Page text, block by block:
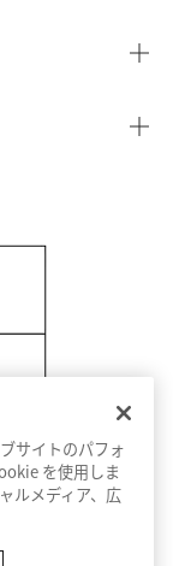
サイトのパフォ
を使用しま
ルメディア、広